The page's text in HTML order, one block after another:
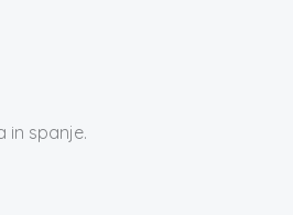
in spanje.